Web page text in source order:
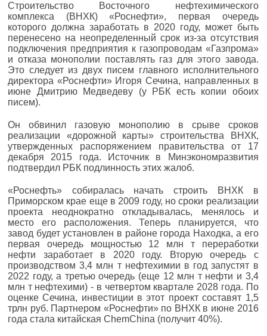
Строительство Восточного нефтехимического
комплекса (ВНХК) «Роснефти», первая очередь
которого должна заработать в 2020 году, может быть
перенесено на неопределенный срок из-за отсутствия
подключения предприятия к газопроводам «Газпрома»
и отказа монополии поставлять газ для этого завода.
Это следует из двух писем главного исполнительного
директора «Роснефти» Игоря Сечина, направленных в
июне Дмитрию Медведеву (у РБК есть копии обоих
писем).
Он обвинил газовую монополию в срыве сроков
реализации «дорожной карты» строительства ВНХК,
утвержденных распоряжением правительства от 17
декабря 2015 года. Источник в Минэкономразвития
подтвердил РБК подлинность этих жалоб.
«Роснефть» собиралась начать строить ВНХК в
Приморском крае еще в 2009 году, но сроки реализации
проекта неоднократно откладывалась, менялось и
место его расположения. Теперь планируется, что
завод будет установлен в районе города Находка, а его
первая очередь мощностью 12 млн т переработки
нефти заработает в 2020 году. Вторую очередь с
производством 3,4 млн т нефтехимии в год запустят в
2022 году, а третью очередь (еще 12 млн т нефти и 3,4
млн т нефтехими) - в четвертом квартале 2028 года. По
оценке Сечина, инвестиции в этот проект составят 1,5
трлн руб. Партнером «Роснефти» по ВНХК в июне 2016
года стала китайская ChemChina (получит 40%).